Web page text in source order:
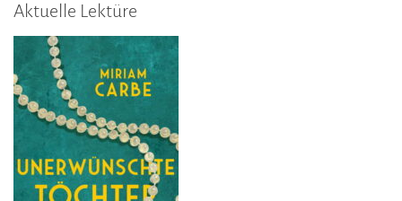
Aktuelle Lektüre